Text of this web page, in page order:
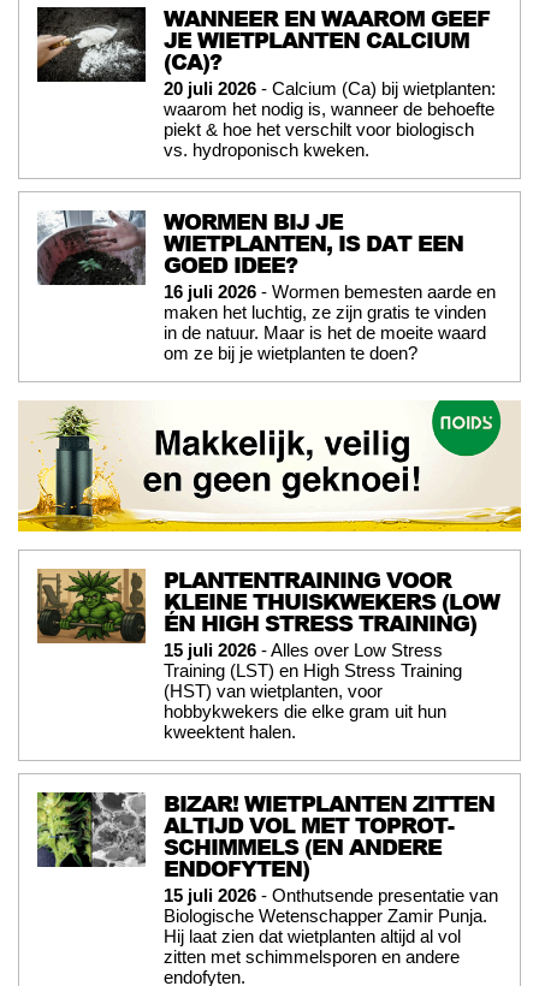
WANNEER EN WAAROM GEEF
JE WIETPLANTEN CALCIUM
(CA)?
20 juli 2026 - Calcium (Ca) bij wietplanten:
waarom het nodig is, wanneer de behoefte
piekt & hoe het verschilt voor biologisch
vs. hydroponisch kweken.
WORMEN BIJ JE
WIETPLANTEN, IS DAT EEN
GOED IDEE?
16 juli 2026 - Wormen bemesten aarde en
maken het luchtig, ze zijn gratis te vinden
in de natuur. Maar is het de moeite waard
om ze bij je wietplanten te doen?
PLANTENTRAINING VOOR
KLEINE THUISKWEKERS (LOW
ÉN HIGH STRESS TRAINING)
15 juli 2026 - Alles over Low Stress
Training (LST) en High Stress Training
(HST) van wietplanten, voor
hobbykwekers die elke gram uit hun
kweektent halen.
BIZAR! WIETPLANTEN ZITTEN
ALTIJD VOL MET TOPROT-
SCHIMMELS (EN ANDERE
ENDOFYTEN)
15 juli 2026 - Onthutsende presentatie van
Biologische Wetenschapper Zamir Punja.
Hij laat zien dat wietplanten altijd al vol
zitten met schimmelsporen en andere
endofyten.